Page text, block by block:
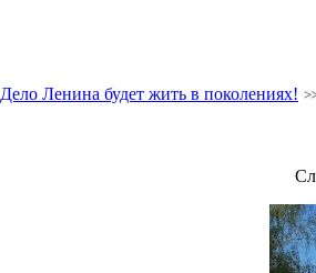
Дело Ленина будет жить в поколениях!